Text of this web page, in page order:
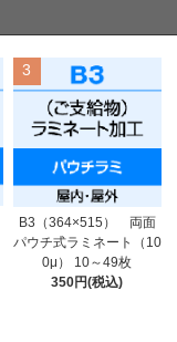
3
B3（364×515） 両面
パウチ式ラミネート（10
0μ） 10～49枚
350円(税込)